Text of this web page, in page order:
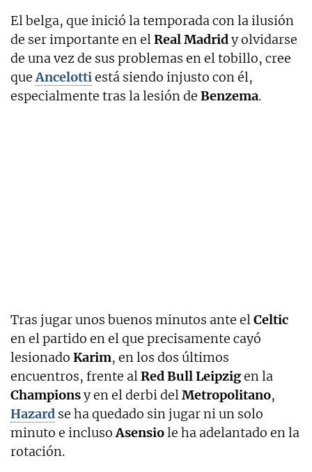
El belga, que inició la temporada con la ilusión
de ser importante en elReal Madridy olvidarse
de una vez de sus problemas en el tobillo, cree
queAncelottiestá siendo injusto con él,
especialmente tras la lesión de Benzema.
Tras jugar unos buenos minutos ante elCeltic
en el partido en el que precisamente cayó
lesionado Karim, en los dos últimos
encuentros, frente alRed Bull Leipzigen la
Championsy en el derbi delMetropolitano,
Hazard se ha quedado sin jugar ni un solo
minuto e inclusoAsensiole ha adelantado en la
rotación.